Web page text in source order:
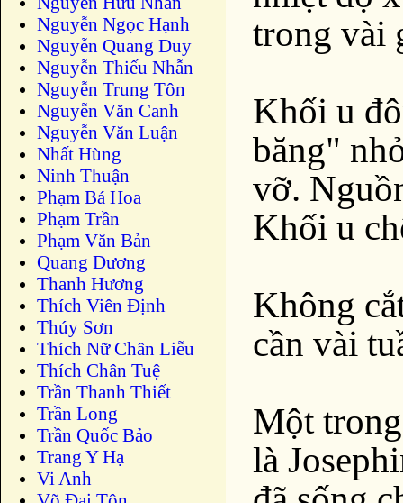
Nguyễn Ngọc Hạnh
Nguyễn Quang Duy
Nguyễn Thiếu Nhẫn
Nguyễn Trung Tôn
Nguyễn Văn Canh
Nguyễn Văn Luận
Nhất Hùng
Ninh Thuận
Phạm Bá Hoa
Phạm Trần
Phạm Văn Bản
Quang Dương
Thanh Hương
Thích Viên Định
Thúy Sơn
Thích Nữ Chân Liễu
Thích Chân Tuệ
Trần Thanh Thiết
Trần Long
Trần Quốc Bảo
Trang Y Hạ
Vi Anh
trong vài
Khối u
băng"
vỡ.
Khối u
Không
cần vài
Một
là